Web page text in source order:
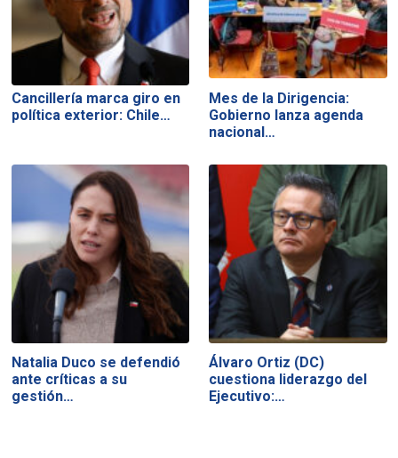
Cancillería marca giro en
política exterior: Chile…
Mes de la Dirigencia:
Gobierno lanza agenda
nacional…
Natalia Duco se defendió
ante críticas a su
gestión…
Álvaro Ortiz (DC)
cuestiona liderazgo del
Ejecutivo:…